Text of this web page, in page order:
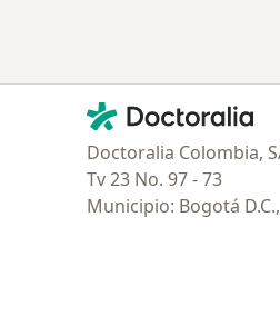
Contacto
Doctoralia - Página de inicio
Doctoralia Colombia,
Tv 23 No. 97 - 73
Municipio: Bogotá